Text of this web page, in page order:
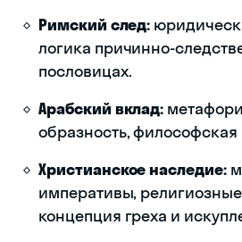
Римский след:
логика причинно-
пословицах.
Арабский вклад:
образность, философская
Христианское наследие:
императивы,
концепция греха и